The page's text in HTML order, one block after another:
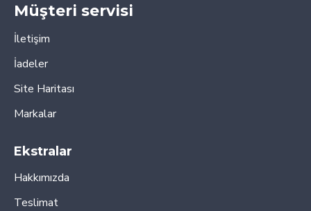
Müşteri servisi
İletişim
İadeler
Site Haritası
Markalar
Ekstralar
Hakkımızda
Teslimat